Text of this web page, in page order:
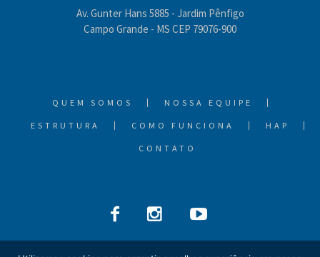
Av. Gunter Hans 5885 - Jardim Pênfigo
Campo Grande - MS CEP 79076-900
QUEM SOMOS NOSSA EQUIPE
ESTRUTURA COMO FUNCIONA HAP
CONTATO